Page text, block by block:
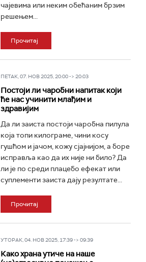
чајевима или неким обећаним брзим
решењем...
Прочитај
ПЕТАК, 07. НОВ 2025, 20:00 -> 20:03
Постоји ли чаробни напитак који
ће нас учинити млађим и
здравијим
Да ли заиста постоји чаробна пилула
која топи килограме, чини косу
гушћом и јачом, кожу сјајнијом, а боре
исправља као да их није ни било? Да
ли је по среди плацебо ефекат или
суплементи заиста дају резултате...
Прочитај
УТОРАК, 04. НОВ 2025, 17:39 -> 09:39
Како храна утиче на наше